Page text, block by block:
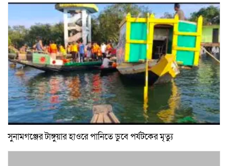
সুনামগঞ্জের টাঙ্গুয়ার হাওরে পানিতে ডুবে পর্যটকের মৃত্যু